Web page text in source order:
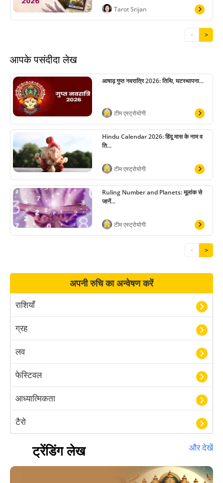
Tarot Srijan
< >
आपके पसंदीदा लेख
आषाढ़ गुप्त नवरात्रि 2026: तिथि, घटस्थापना...
टीम एस्ट्रोयोगी
Hindu Calendar 2026: हिंदू मास के नाम व
ति...
टीम एस्ट्रोयोगी
Ruling Number and Planets: मूलांक से
जानें...
टीम एस्ट्रोयोगी
< >
अपनी रुचि का अन्वेषण करें
राशियाँ
ग्रह
लव
फेस्टिवल
आध्यात्मिकता
टैरो
हस्तरेखा शास्त्र
बॉलीवुड
ट्रेंडिंग लेख और देखें